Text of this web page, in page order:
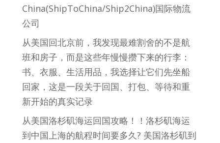
China(ShipToChina/Ship2China)国际物流
公司
从美国回北京前，我发现最难割舍的不是航
班和房子，而是这些年慢慢攒下来的行李：
书、衣服、生活用品，我选择让它们先坐船
回家，这是一段关于回国、打包、等待和重
新开始的真实记录
从美国洛杉矶海运回国攻略！！洛杉矶海运
到中国上海的航程时间要多久? 美国洛杉矶到